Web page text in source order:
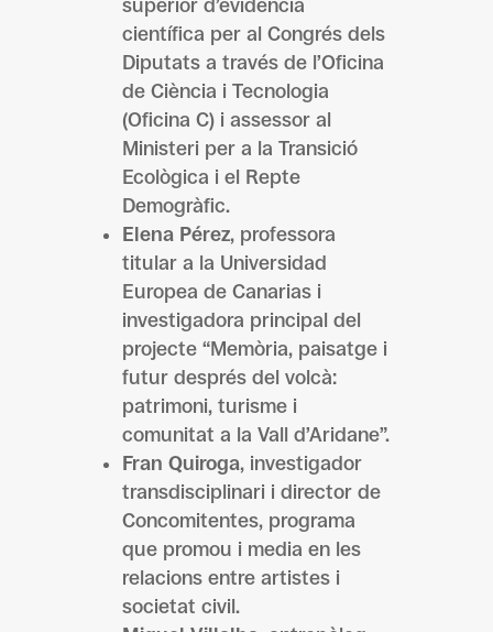
superior d’evidència
científica per al Congrés dels
Diputats a través de l’Oficina
de Ciència i Tecnologia
(Oficina C) i assessor al
Ministeri per a la Transició
Ecològica i el Repte
Demogràfic.
Elena Pérez, professora
titular a la Universidad
Europea de Canarias i
investigadora principal del
projecte “Memòria, paisatge i
futur després del volcà:
patrimoni, turisme i
comunitat a la Vall d’Aridane”.
Fran Quiroga, investigador
transdisciplinari i director de
Concomitentes, programa
que promou i media en les
relacions entre artistes i
societat civil.